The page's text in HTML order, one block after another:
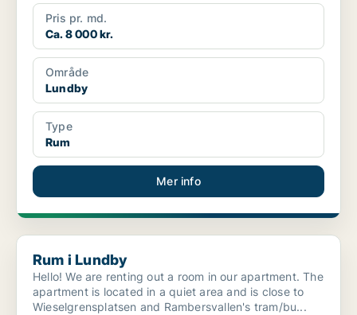
Pris pr. md.
Ca. 8 000 kr.
Område
Lundby
Type
Rum
Mer info
Rum i Lundby
Rum i Lundby
Hello! We are renting out a room in our apartment. The
apartment is located in a quiet area and is close to
Wieselgrensplatsen and Rambersvallen's tram/bu...